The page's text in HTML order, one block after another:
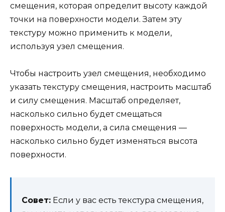
смещения, которая определит высоту каждой
точки на поверхности модели. Затем эту
текстуру можно применить к модели,
используя узел смещения.
Чтобы настроить узел смещения, необходимо
указать текстуру смещения, настроить масштаб
и силу смещения. Масштаб определяет,
насколько сильно будет смещаться
поверхность модели, а сила смещения —
насколько сильно будет изменяться высота
поверхности.
Совет: Если у вас есть текстура смещения,